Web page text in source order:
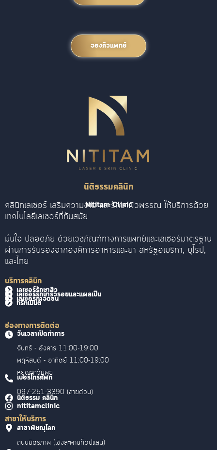
จองคิวแพทย์
นิติธรรมคลินิก
Nititam Clinic
คลินิกเลเซอร์ เสริมความงาม และรักษาผิวพรรณ ให้บริการด้วย
เทคโนโลยีเลเซอร์ที่ทันสมัย
มั่นใจ ปลอดภัย ด้วยเวชภัณฑ์ทางการแพทย์และเลเซอร์มาตรฐาน
ผ่านการรับรองจากองค์การอาหารและยา สหรัฐอเมริกา, ยุโรป,
และไทย
บริการคลินิก
เลเซอร์รักษาสิว
เลเซอร์รักษาริ้วรอยและแผลเป็น
เลเซอร์กำจัดขน
ทรีทเม้นต์
ช่องทางการติดต่อ
วันเวลาเปิดทำการ
จันทร์ - อังคาร 11:00-19:00
พฤหัสบดี - อาทิตย์ 11:00-19:00
หยุดทุกวันพุธ
เบอร์โทรศัพท์
097-251-3390 (สายด่วน)
นิติธรรม คลินิก
nititamclinic
สาขาให้บริการ
สาขาพิษณุโลก
ถนนมิตรภาพ (เชิงสะพานท็อปแลน)